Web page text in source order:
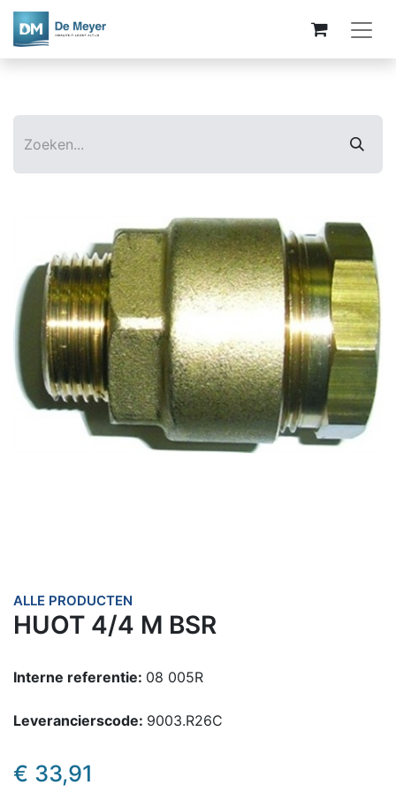
ALLE PRODUCTEN
HUOT 4/4 M BSR
Interne referentie: 08 005R
Leverancierscode: 9003.R26C
€ 33,91